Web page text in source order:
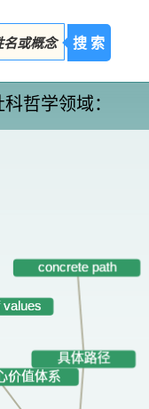
搜 索
哲学领域：